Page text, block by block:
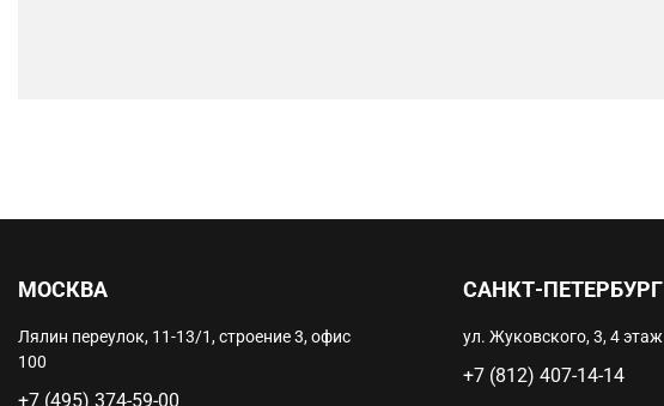
МОСКВА
Лялин переулок, 11-13/1, строение 3, офис
100
+7 (495) 374-59-00
САНКТ-ПЕТЕРБУРГ
ул. Жуковского, 3, 4 этаж
+7 (812) 407-14-14